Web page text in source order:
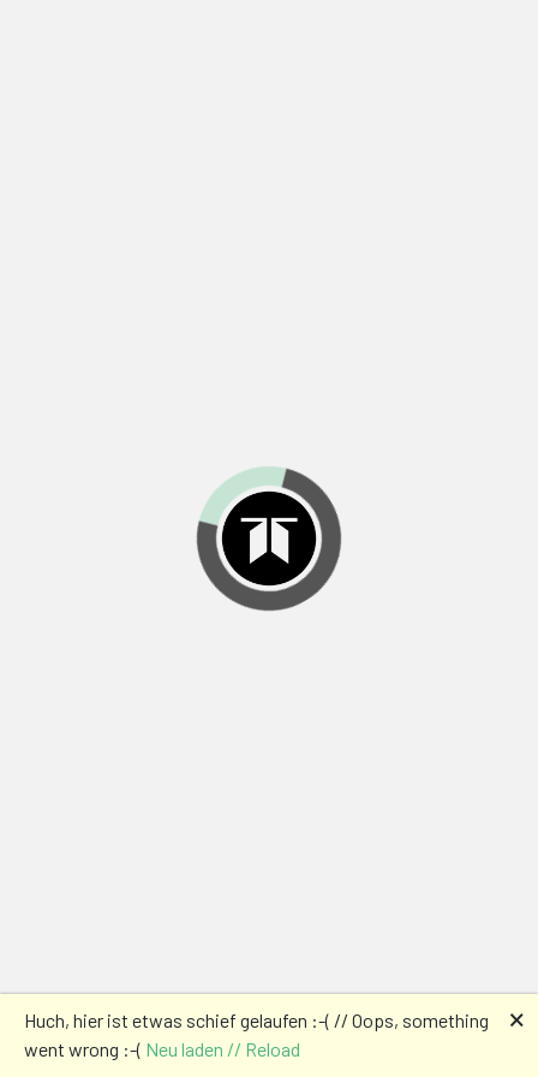
Huch, hier ist etwas schief gelaufen :-( // Oops, something
went wrong :-( Neu laden // Reload
🗙